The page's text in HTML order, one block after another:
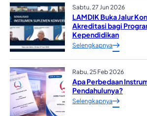
Sabtu, 27 Jun 2026
LAMDIK Buka Jalur
Akreditasi bagi
Kependidikan
Selengkapnya
Rabu, 25 Feb 2026
Apa Perbedaan
Pendahulunya?
Selengkapnya